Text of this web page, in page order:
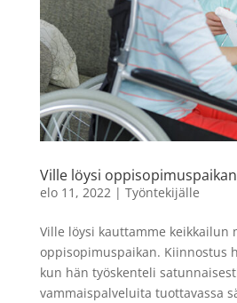
Ville löysi
elo 11, 2022 | Työntekijälle
Ville löysi kauttamme keikkailun
oppisopimuspaikan. Kiinnostus
kun hän työskenteli
vammaispalveluita tuottavassa